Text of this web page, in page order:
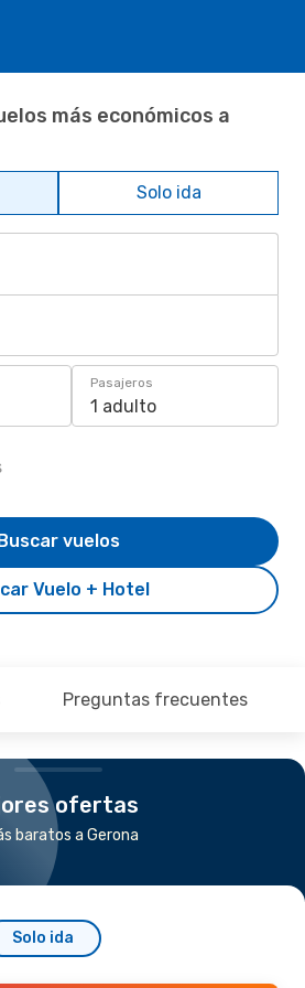
más económicos a
Solo ida
Pasajeros
1 adulto
Vuelo + Hotel
vuelos
Preguntas frecuentes
ofertas
baratos a Gerona
Solo ida